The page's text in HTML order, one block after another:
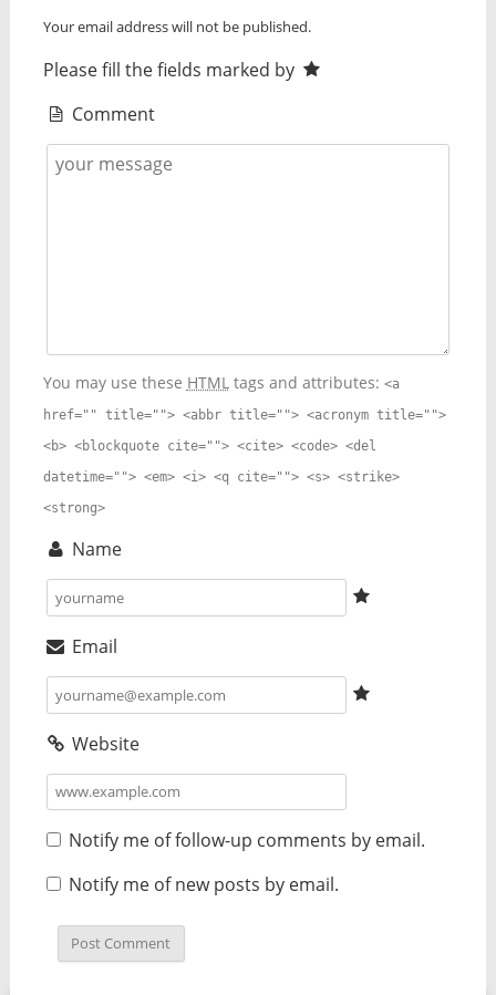
Your email address will not be published.
Please fill the fields marked by
Comment
You may use these HTMLtags and attributes: <a
href="" title=""> <abbr title=""> <acronym title="">
<b> <blockquote cite=""> <cite> <code> <del
datetime=""> <em> <i> <q cite=""> <s> <strike>
<strong>
Name
Email
Website
Notify me of follow-up comments by email.
Notify me of new posts by email.